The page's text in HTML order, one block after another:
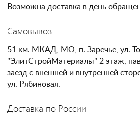
Возможна доставка в день
Самовывоз
51 км. МКАД, МО, п. Заречье, ул.
"ЭлитСтройМатериалы" 2 этаж,
заезд с внешней и внутренней
ул. Рябиновая.
Доставка по России